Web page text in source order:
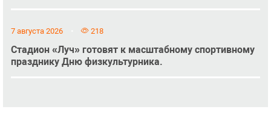
7 августа 2026 218
Стадион «Луч» готовят к масштабному спортивному
празднику Дню физкультурника.